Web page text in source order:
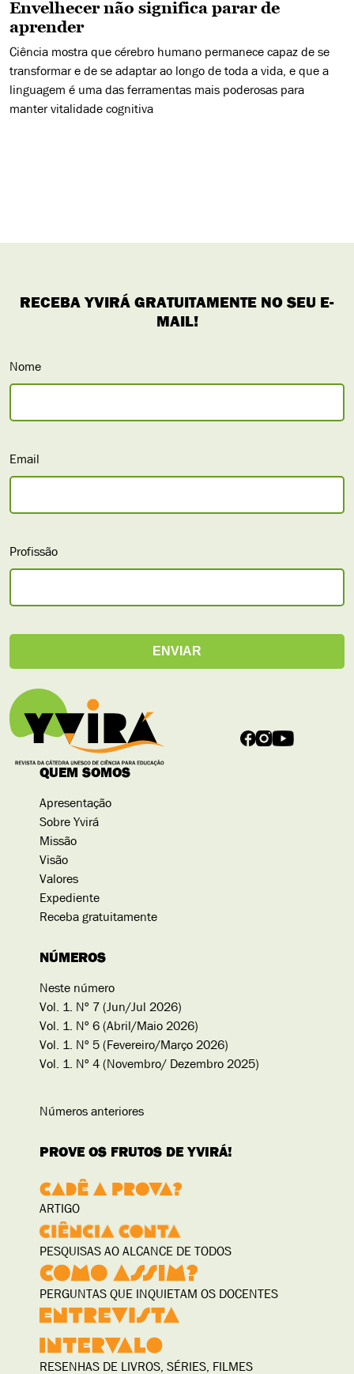
Envelhecer não significa parar de
aprender
Ciência mostra que cérebro humano permanece capaz de se
transformar e de se adaptar ao longo de toda a vida, e que a
linguagem é uma das ferramentas mais poderosas para
manter vitalidade cognitiva
Nome
Email
Profissão
QUEM SOMOS
Apresentação
Sobre Yvirá
Missão
Visão
Valores
Expediente
Receba gratuitamente
NÚMEROS
Neste número
Vol. 1. Nº 7 (Jun/Jul 2026)
Vol. 1. Nº 6 (Abril/Maio 2026)
Vol. 1. Nº 5 (Fevereiro/Março 2026)
Vol. 1. Nº 4 (Novembro/ Dezembro 2025)
Números anteriores
PROVE OS FRUTOS DE YVIRÁ!
ARTIGO
PESQUISAS AO ALCANCE DE TODOS
PERGUNTAS QUE INQUIETAM OS DOCENTES
RESENHAS DE LIVROS, SÉRIES, FILMES